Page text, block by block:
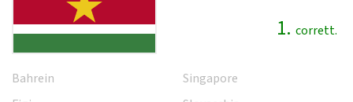
1. corrett.
Bahrein
Singapore